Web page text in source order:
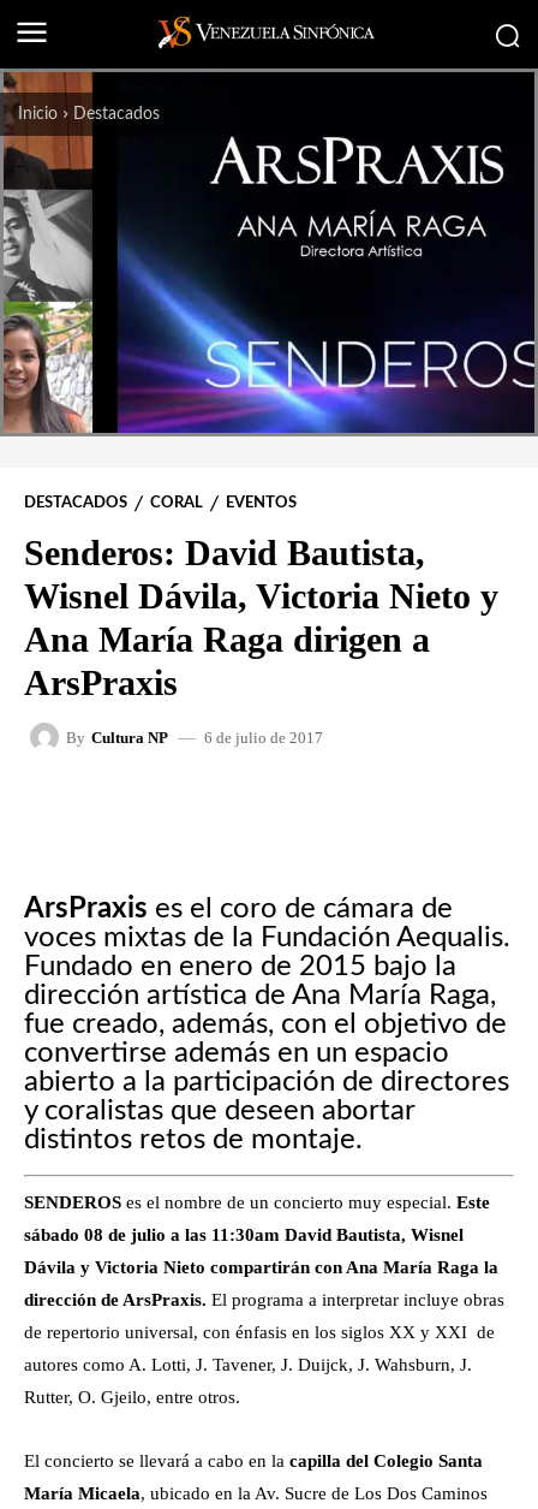
Inicio Destacados
DESTACADOS CORAL EVENTOS
Senderos: David Bautista,
Wisnel Dávila, Victoria Nieto y
Ana María Raga dirigen a
ArsPraxis
By Cultura NP 6 de julio de 2017
ArsPraxis es el coro de cámara de
voces mixtas de la Fundación Aequalis.
Fundado en enero de 2015 bajo la
dirección artística de Ana María Raga,
fue creado, además, con el objetivo de
convertirse además en un espacio
abierto a la participación de directores
y coralistas que deseen abortar
distintos retos de montaje.
SENDEROS es el nombre de un concierto muy especial. Este
sábado 08 de julio a las 11:30am David Bautista, Wisnel
Dávila y Victoria Nieto compartirán con Ana María Raga la
dirección de ArsPraxis. El programa a interpretar incluye obras
de repertorio universal, con énfasis en los siglos XX y XXI de
autores como A. Lotti, J. Tavener, J. Duijck, J. Wahsburn, J.
Rutter, O. Gjeilo, entre otros.
El concierto se llevará a cabo en la capilla del Colegio Santa
María Micaela, ubicado en la Av. Sucre de Los Dos Caminos